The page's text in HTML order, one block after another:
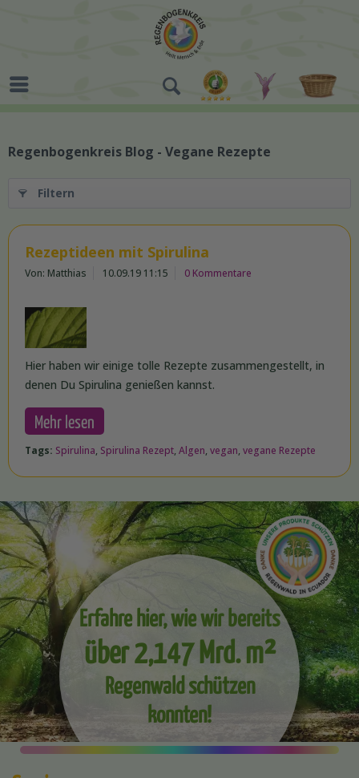
Regenbogenkreis Blog - Vegane Rezepte
Filtern
Rezeptideen mit Spirulina
Von: Matthias 10.09.19 11:15 0 Kommentare
Hier haben wir einige tolle Rezepte zusammengestellt, in
denen Du Spirulina genießen kannst.
Mehr lesen
Tags: Spirulina, Spirulina Rezept, Algen, vegan, vegane Rezepte
Erfahre hier, wie wir bereits
über 2,147 Mrd. m²
Regenwald schützen
konnten!